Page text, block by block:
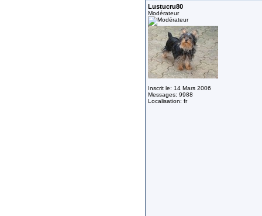
Lustucru80
Modérateur
Inscrit le: 14 Mars 2006
Messages: 9988
Localisation: fr